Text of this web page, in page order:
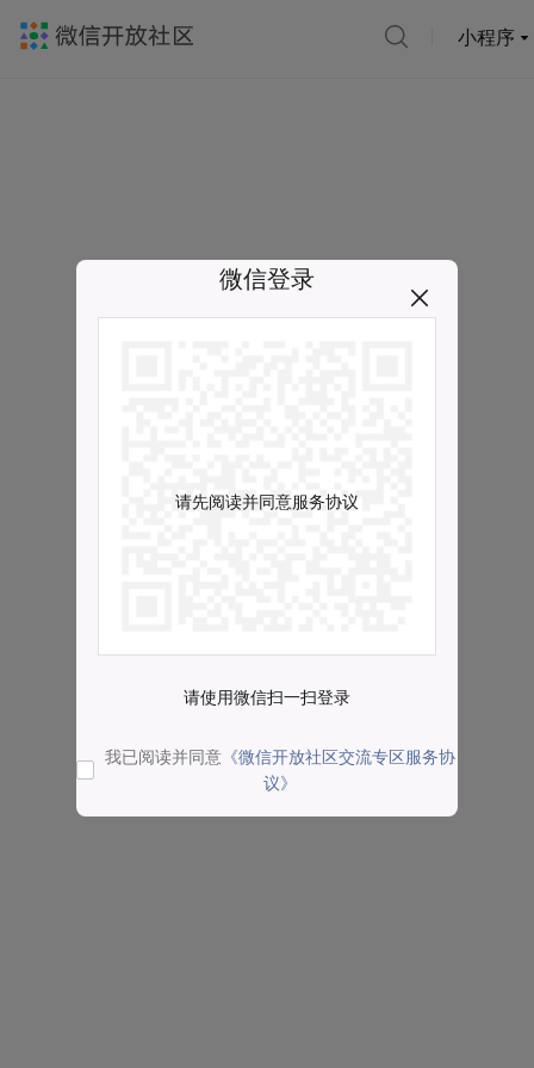
小程序
微信登录
请先阅读并同意服务协议
请使用微信扫一扫登录
我已阅读并同意 《微信开放社区交流专区服务协
议》